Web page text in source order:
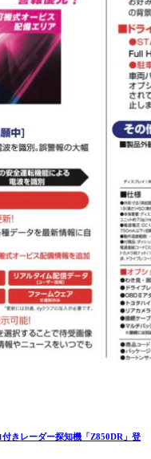
きレーダー探知機「Z850DR」登